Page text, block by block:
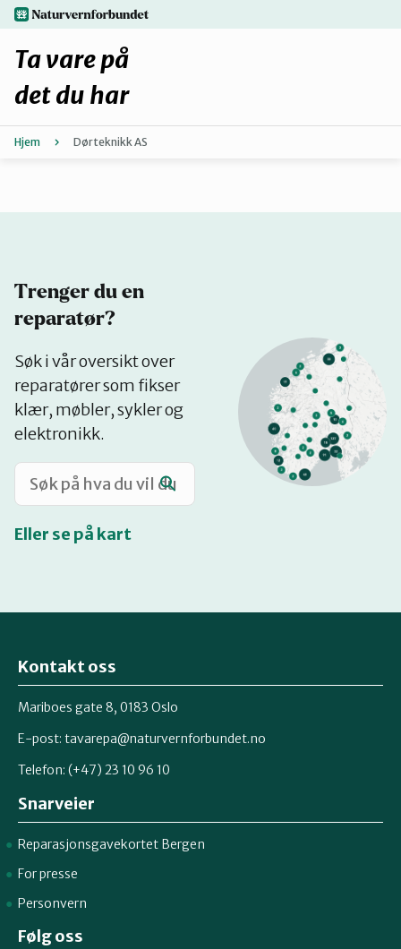
Hopp
til
hovedinnhold
Forbehold
Hvorfor reparere?
Katalog
Mitt navn
Retten til reparasjon
naturvernforbundet.no
Ta vare på
det du har
Hjem Dørteknikk AS
Trenger du en
reparatør?
Søk i vår oversikt over
reparatører som fikser
klær, møbler, sykler og
elektronikk.
Eller se på kart
på
kart
Kontakt oss
Mariboes gate 8, 0183 Oslo
E-post: tavarepa@naturvernforbundet.no
Telefon: (+47) 23 10 96 10
Snarveier
Reparasjonsgavekortet Bergen
For presse
Personvern
Følg oss